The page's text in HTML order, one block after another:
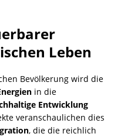
Leben
Bevölkerung wird die
in die
Entwicklung
veranschaulichen dies
, die die reichlich